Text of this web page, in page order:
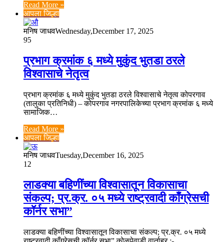
Read More »
आपला जिल्हा
मनिष जाधवWednesday,December 17, 2025
95
प्रभाग क्रमांक ६ मध्ये मुकुंद भुतडा ठरले
विश्वासाचे नेतृत्व
प्रभाग क्रमांक ६ मध्ये मुकुंद भुतडा ठरले विश्वासाचे नेतृत्व कोपरगाव
(तालुका प्रतिनिधी) – कोपरगाव नगरपालिकेच्या प्रभाग क्रमांक ६ मध्ये
सामाजिक…
Read More »
आपला जिल्हा
मनिष जाधवTuesday,December 16, 2025
12
लाडक्या बहिणींच्या विश्वासातून विकासाचा
संकल्प; प्र.क्र. ०५ मध्ये राष्ट्रवादी काँग्रेसची
कॉर्नर सभा”
लाडक्या बहिणींच्या विश्वासातून विकासाचा संकल्प; प्र.क्र. ०५ मध्ये